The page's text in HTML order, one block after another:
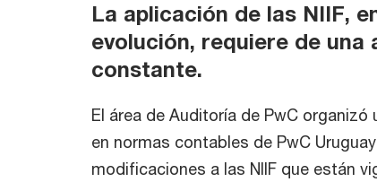
La aplicación de las NIIF,
evolución, requiere de una
constante.
El área de Auditoría de PwC
en normas contables de PwC
modificaciones a las NIIF que están